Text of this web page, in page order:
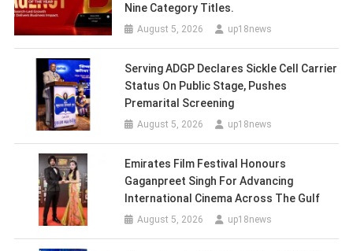
Nine Category Titles.
August 5, 2026 up18news
Serving ADGP Declares Sickle Cell Carrier
Status On Public Stage, Pushes
Premarital Screening
August 5, 2026 up18news
Emirates Film Festival Honours
Gaganpreet Singh For Advancing
International Cinema Across The Gulf
August 5, 2026 up18news